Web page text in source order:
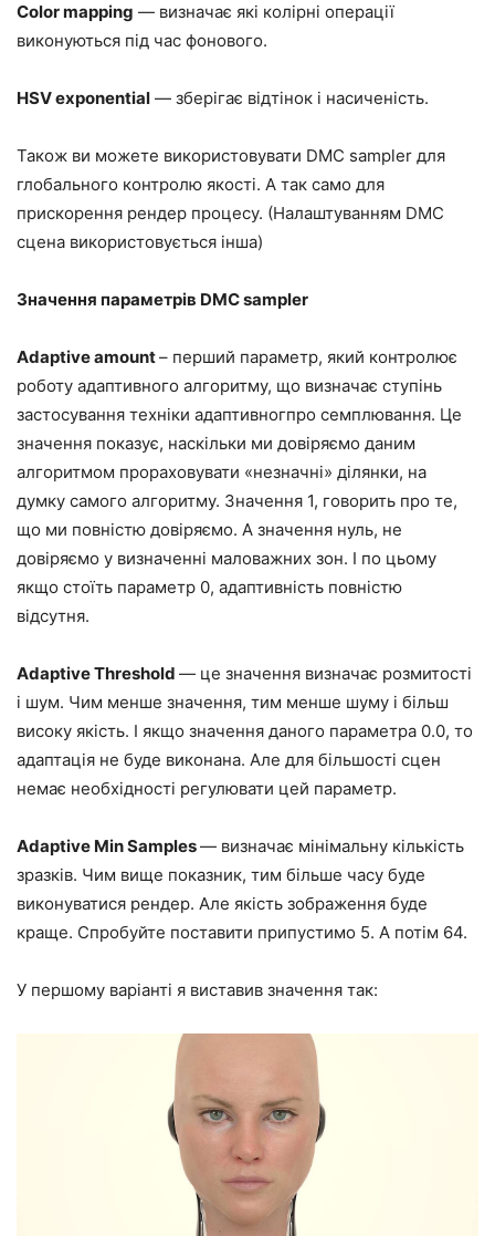
Color mapping — визначає які колірні операції
виконуються під час фонового.
HSV exponential — зберігає відтінок і насиченість.
Також ви можете використовувати DMC sampler для
глобального контролю якості. А так само для
прискорення рендер процесу. (Налаштуванням DMC
сцена використовується інша)
Значення параметрів DMC sampler
Adaptive amount– перший параметр, який контролює
роботу адаптивного алгоритму, що визначає ступінь
застосування техніки адаптивногпро семплювання. Це
значення показує, наскільки ми довіряємо даним
алгоритмом прораховувати «незначні» ділянки, на
думку самого алгоритму. Значення 1, говорить про те,
що ми повністю довіряємо. А значення нуль, не
довіряємо у визначенні маловажних зон. І по цьому
якщо стоїть параметр 0, адаптивність повністю
відсутня.
Adaptive Threshold — це значення визначає розмитості
і шум. Чим менше значення, тим менше шуму і більш
високу якість. І якщо значення даного параметра 0.0, то
адаптація не буде виконана. Але для більшості сцен
немає необхідності регулювати цей параметр.
Adaptive Min Samples— визначає мінімальну кількість
зразків. Чим вище показник, тим більше часу буде
виконуватися рендер. Але якість зображення буде
краще. Спробуйте поставити припустимо 5. А потім 64.
У першому варіанті я виставив значення так: